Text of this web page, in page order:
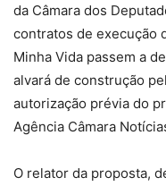
da Câmara dos
contratos de execução
Minha Vida passem a
alvará de construção
autorização prévia do
Agência Câmara
O relator da proposta,